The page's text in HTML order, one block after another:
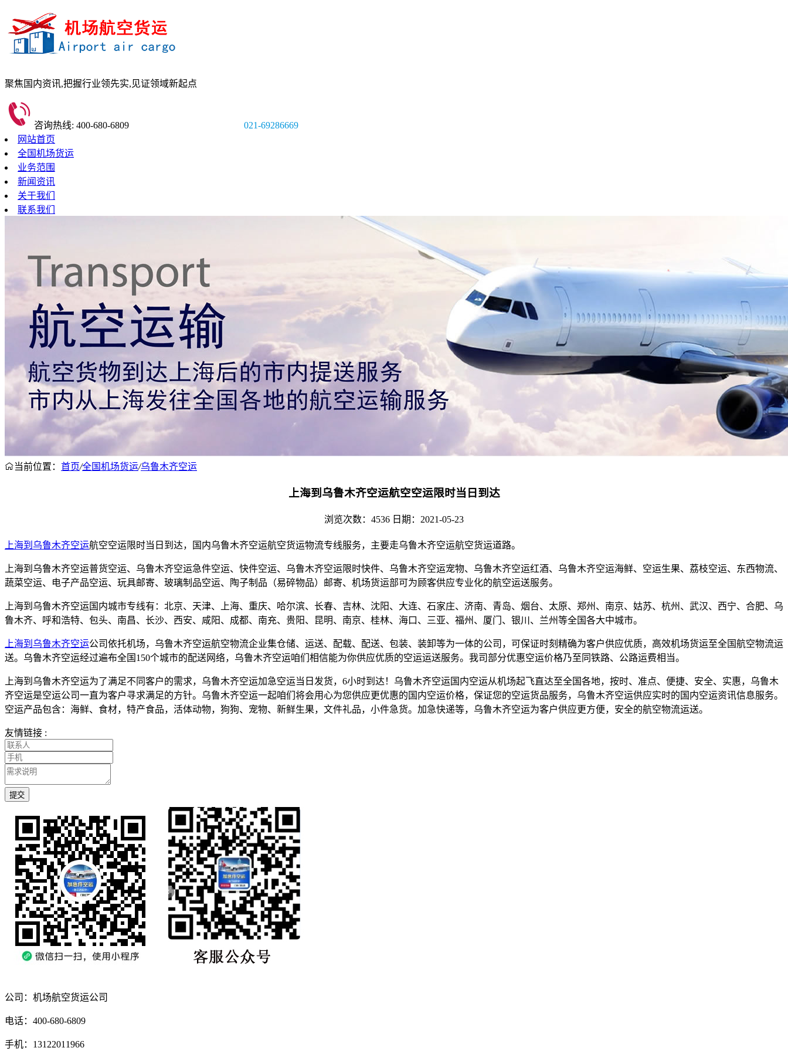
聚焦国内资讯,把握行业领先实,见证领域新起点
咨询热线: 400-680-6809
021-69286669
网站首页
全国机场货运
业务范围
新闻资讯
关于我们
联系我们
当前位置： 首页/全国机场货运/乌鲁木齐空运
上海到乌鲁木齐空运航空空运限时当日到达
浏览次数：4536 日期：2021-05-23
上海到乌鲁木齐空运航空空运限时当日到达，国内乌鲁木齐空运航空货运物流专线服务，主要走乌鲁木齐空运航空货运道路。
上海到乌鲁木齐空运普货空运、乌鲁木齐空运急件空运、快件空运、乌鲁木齐空运限时快件、乌鲁木齐空运宠物、乌鲁木齐空运红酒、乌鲁木齐空运海鲜、空运生果、荔枝空运、东西物流、
蔬菜空运、电子产品空运、玩具邮寄、玻璃制品空运、陶子制品（易碎物品）邮寄、机场货运部可为顾客供应专业化的航空运送服务。
上海到乌鲁木齐空运国内城市专线有：北京、天津、上海、重庆、哈尔滨、长春、吉林、沈阳、大连、石家庄、济南、青岛、烟台、太原、郑州、南京、姑苏、杭州、武汉、西宁、合肥、乌
鲁木齐、呼和浩特、包头、南昌、长沙、西安、咸阳、成都、南充、贵阳、昆明、南京、桂林、海口、三亚、福州、厦门、银川、兰州等全国各大中城市。
上海到乌鲁木齐空运公司依托机场，乌鲁木齐空运航空物流企业集仓储、运送、配载、配送、包装、装卸等为一体的公司，可保证时刻精确为客户供应优质，高效机场货运至全国航空物流运
送。乌鲁木齐空运经过遍布全国150个城市的配送网络，乌鲁木齐空运咱们相信能为你供应优质的空运运送服务。我司部分优惠空运价格乃至同铁路、公路运费相当。
上海到乌鲁木齐空运为了满足不同客户的需求，乌鲁木齐空运加急空运当日发货，6小时到达！乌鲁木齐空运国内空运从机场起飞直达至全国各地，按时、准点、便捷、安全、实惠，乌鲁木
齐空运是空运公司一直为客户寻求满足的方针。乌鲁木齐空运一起咱们将会用心为您供应更优惠的国内空运价格，保证您的空运货品服务，乌鲁木齐空运供应实时的国内空运资讯信息服务。
空运产品包含：海鲜、食材，特产食品，活体动物，狗狗、宠物、新鲜生果，文件礼品，小件急货。加急快递等，乌鲁木齐空运为客户供应更方便，安全的航空物流运送。
友情链接 :
提交
公司：机场航空货运公司
电话：400-680-6809
手机：13122011966